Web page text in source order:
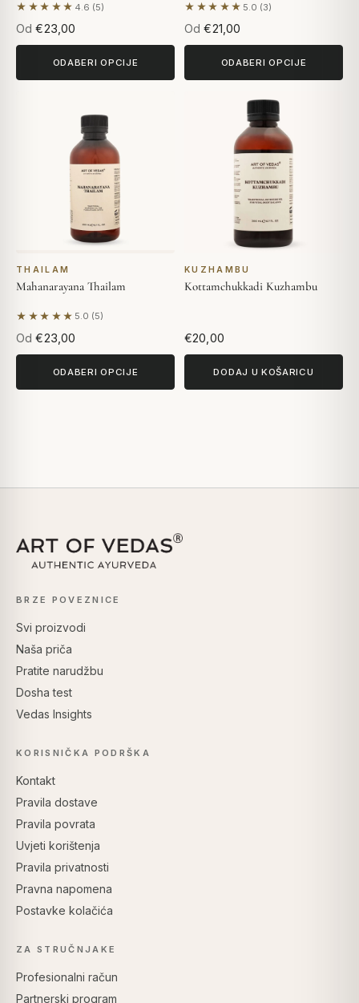
★★★★★ 4.6 (5)
Na temelju 5 recenzija
Od €23,00
ODABERI OPCIJE
★★★★★ 5.0 (3)
Na temelju 3 recenzija
Od €21,00
ODABERI OPCIJE
THAILAM
Mahanarayana Thailam
★★★★★ 5.0 (5)
Na temelju 5 recenzija
Od €23,00
ODABERI OPCIJE
KUZHAMBU
Kottamchukkadi Kuzhambu
€20,00
DODAJ U KOŠARICU
BRZE POVEZNICE
Svi proizvodi
Naša priča
Pratite narudžbu
Dosha test
Vedas Insights
KORISNIČKA PODRŠKA
Kontakt
Pravila dostave
Pravila povrata
Uvjeti korištenja
Pravila privatnosti
Pravna napomena
Postavke kolačića
ZA STRUČNJAKE
Profesionalni račun
Partnerski program